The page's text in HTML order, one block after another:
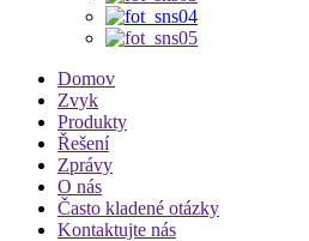
Domov
Zvyk
Produkty
Řešení
Zprávy
O nás
Často kladené otázky
Kontaktujte nás